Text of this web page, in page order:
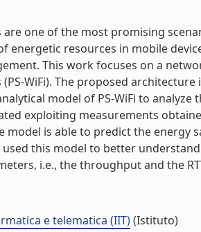
are one of the most promising
energetic resources in mobile
This work focuses on a
(PS-WiFi). The proposed
model of PS-WiFi to
exploiting measurements
model is able to predict the energy
this model to better
i.e., the throughput and the
e telematica (IIT)(Istituto)